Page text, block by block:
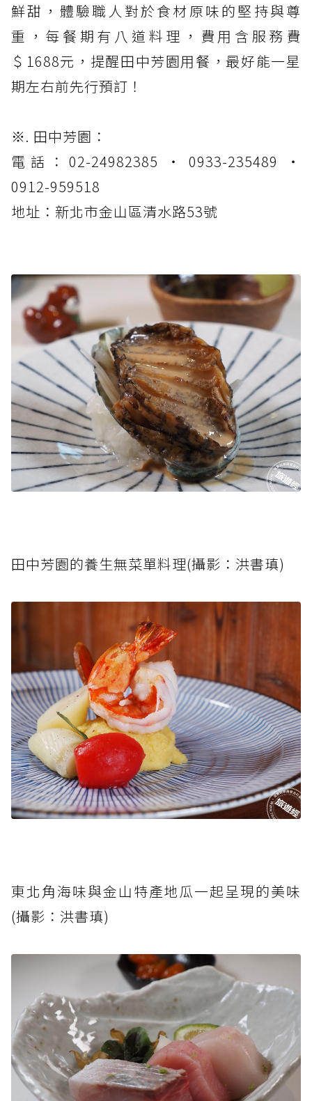
鮮甜，體驗職人對於食材原味的堅持與尊
重，每餐期有八道料理，費用含服務費
＄1688元，提醒田中芳園用餐，最好能一星
期左右前先行預訂！
※. 田中芳園：
電話：02-24982385 ‧ 0933-235489 ‧
0912-959518
地址：新北市金山區清水路53號
田中芳園的養生無菜單料理(攝影：洪書瑱)
東北角海味與金山特產地瓜一起呈現的美味
(攝影：洪書瑱)